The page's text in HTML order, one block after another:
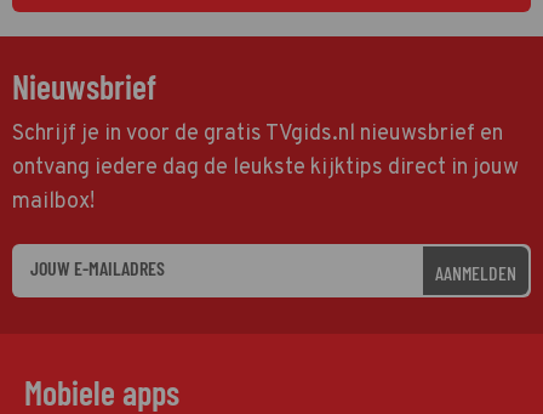
Nieuwsbrief
Schrijf je in voor de gratis TVgids.nl nieuwsbrief en
ontvang iedere dag de leukste kijktips direct in jouw
mailbox!
AANMELDEN
Mobiele apps